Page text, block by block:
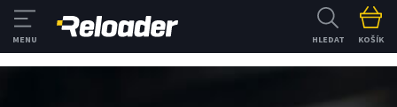
HLEDAT KOŠÍK